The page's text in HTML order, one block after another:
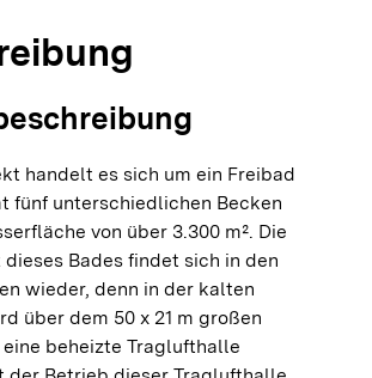
handelt es sich um ein Freibad
fünf unterschiedlichen Becken
von über 3.300 m². Die
dieses Bades findet sich in den
wieder, denn in der kalten
über dem 50 x 21 m großen
beheizte Traglufthalle